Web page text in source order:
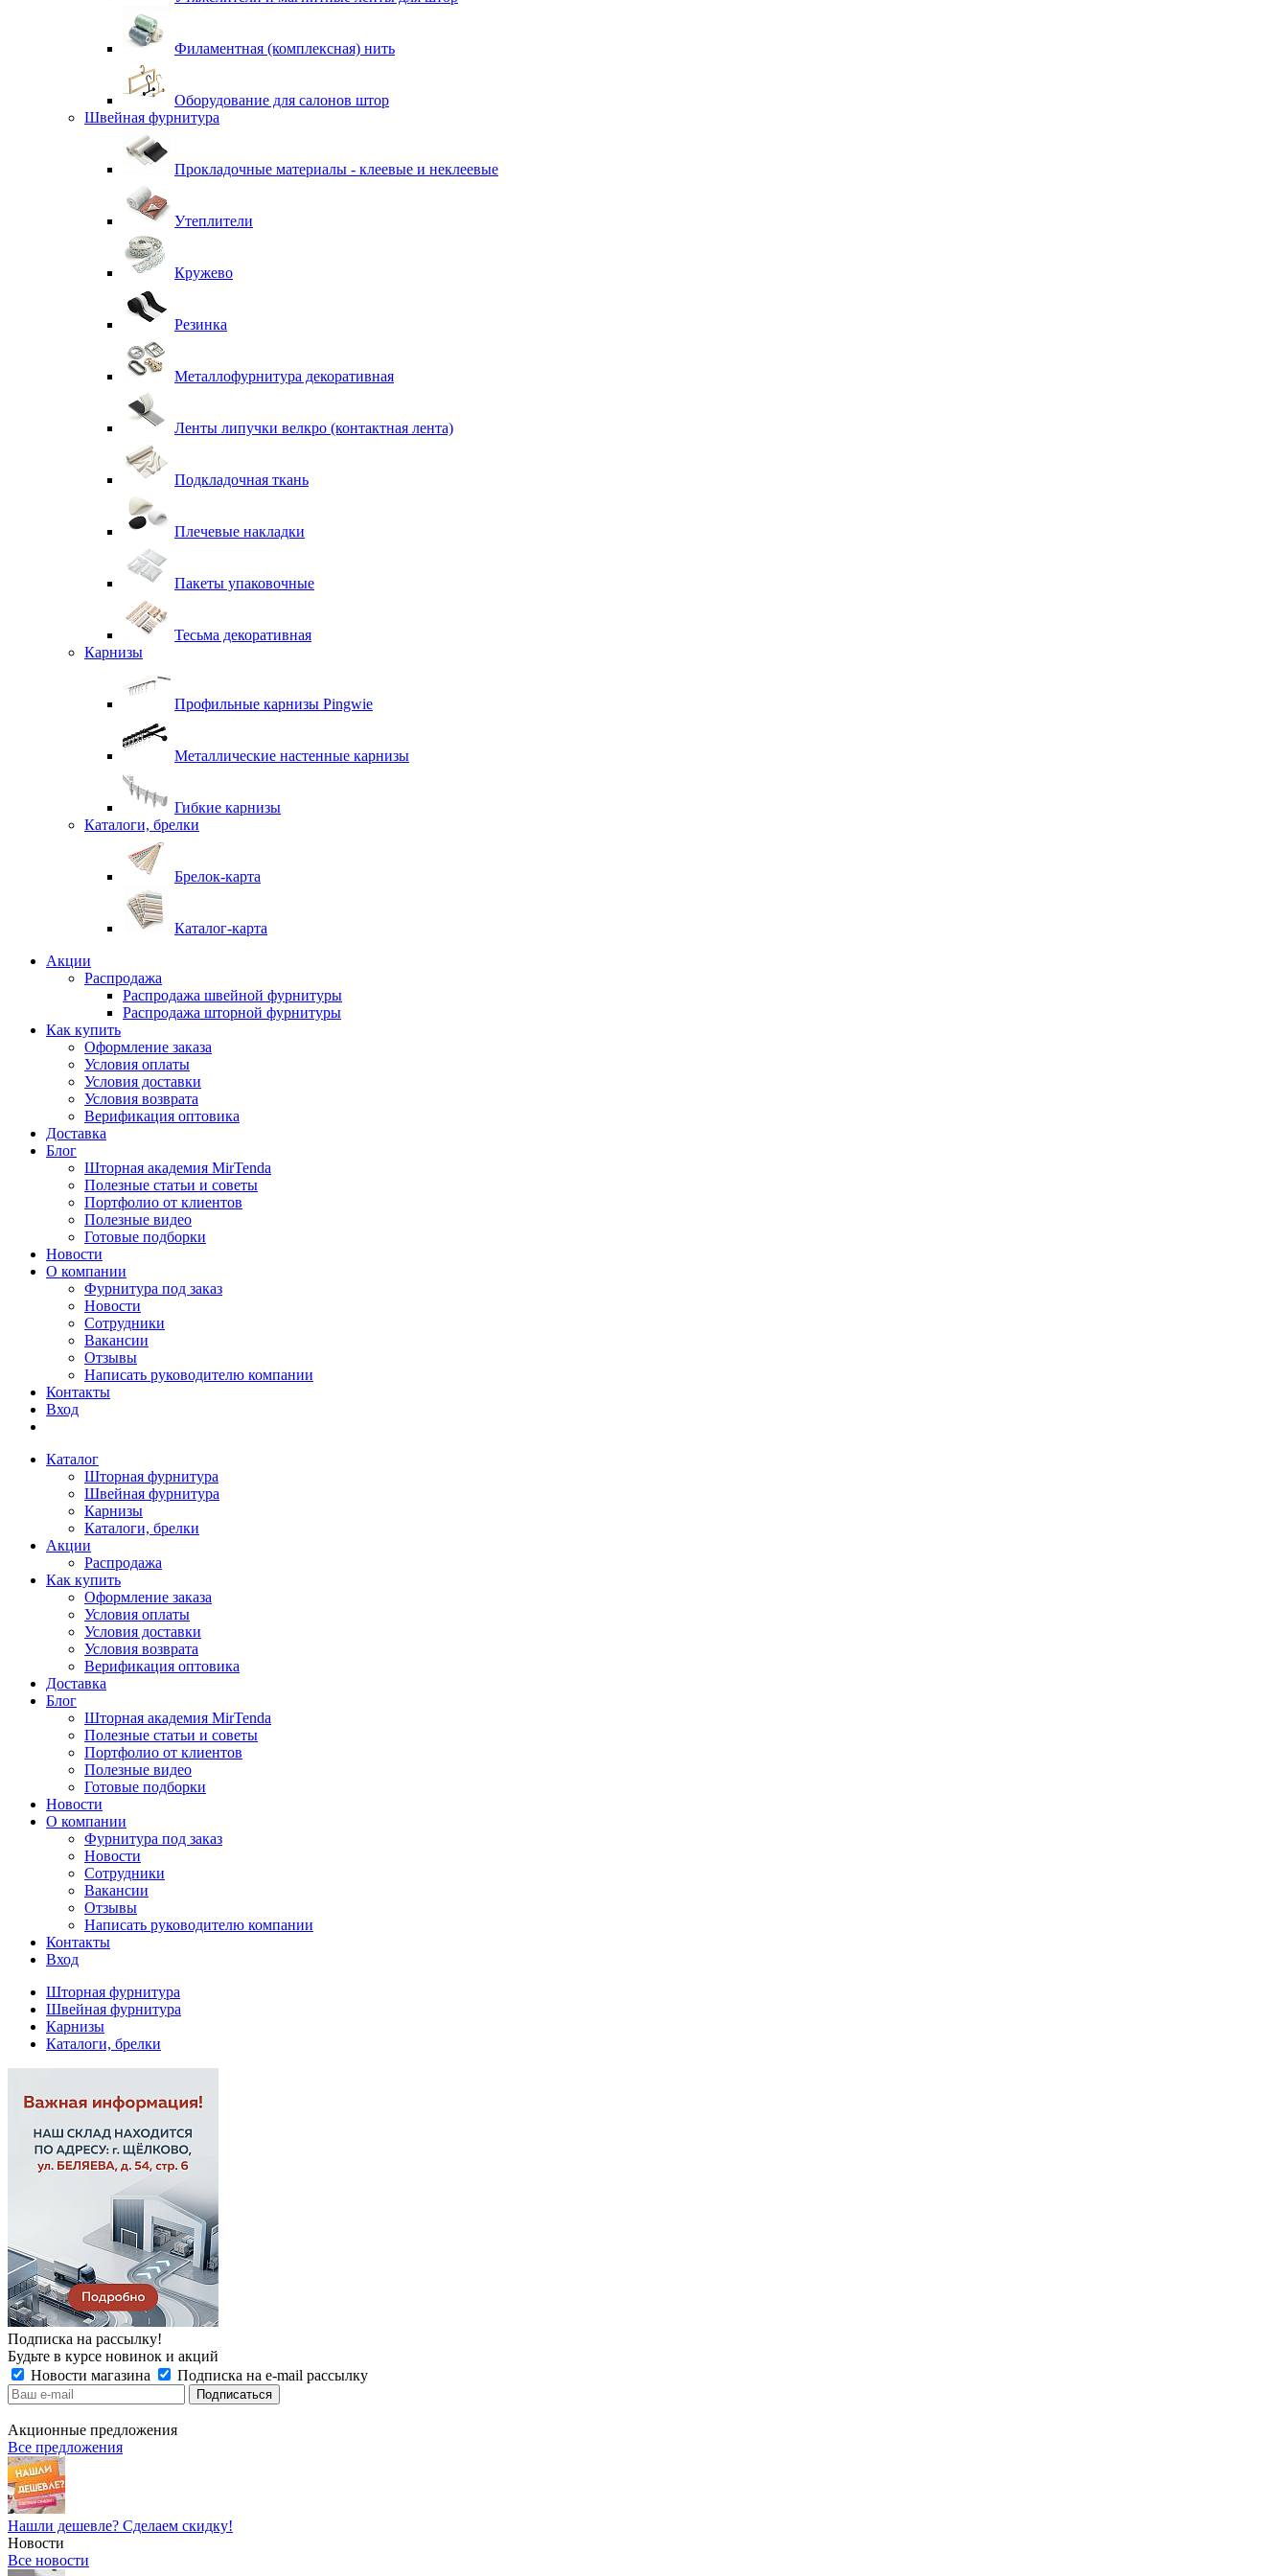
Филаментная (комплексная) нить
Оборудование для салонов штор
Швейная фурнитура
Прокладочные материалы - клеевые и неклеевые
Утеплители
Кружево
Резинка
Металлофурнитура декоративная
Ленты липучки велкро (контактная лента)
Подкладочная ткань
Плечевые накладки
Пакеты упаковочные
Тесьма декоративная
Карнизы
Профильные карнизы Pingwie
Металлические настенные карнизы
Гибкие карнизы
Каталоги, брелки
Брелок-карта
Каталог-карта
Акции
Распродажа
Распродажа швейной фурнитуры
Распродажа шторной фурнитуры
Как купить
Оформление заказа
Условия оплаты
Условия доставки
Условия возврата
Верификация оптовика
Доставка
Блог
Шторная академия MirTenda
Полезные статьи и советы
Портфолио от клиентов
Полезные видео
Готовые подборки
Новости
О компании
Фурнитура под заказ
Новости
Сотрудники
Вакансии
Отзывы
Написать руководителю компании
Контакты
Вход
Каталог
Шторная фурнитура
Швейная фурнитура
Карнизы
Каталоги, брелки
Акции
Распродажа
Как купить
Оформление заказа
Условия оплаты
Условия доставки
Условия возврата
Верификация оптовика
Доставка
Блог
Шторная академия MirTenda
Полезные статьи и советы
Портфолио от клиентов
Полезные видео
Готовые подборки
Новости
О компании
Фурнитура под заказ
Новости
Сотрудники
Вакансии
Отзывы
Написать руководителю компании
Контакты
Вход
Шторная фурнитура
Швейная фурнитура
Карнизы
Каталоги, брелки
Подписка на рассылку!
Будьте в курсе новинок и акций
Новости магазина
Подписка на e-mail рассылку
Акционные предложения
Все предложения
Нашли дешевле? Сделаем скидку!
Новости
Все новости